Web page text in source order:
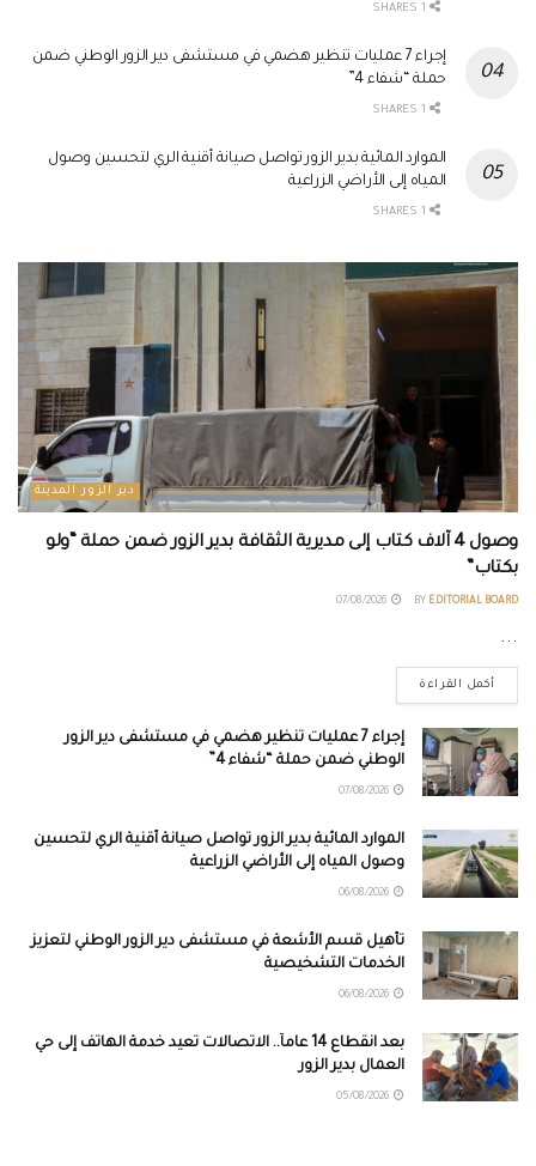
إجراء 7 عمليات تنظير هضمي في مستشفى دير الزور الوطني ضمن
حملة “شفاء 4”
الموارد المائية بدير الزور تواصل صيانة أقنية الري لتحسين وصول
المياه إلى الأراضي الزراعية
دير الزور المدينة
وصول 4 آلاف كتاب إلى مديرية الثقافة بدير الزور ضمن حملة “ولو
بكتاب”
BY EDITORIAL BOARD
...
أكمل القراءة
إجراء 7 عمليات تنظير هضمي في مستشفى دير الزور
الوطني ضمن حملة “شفاء 4”
الموارد المائية بدير الزور تواصل صيانة أقنية الري لتحسين
وصول المياه إلى الأراضي الزراعية
تأهيل قسم الأشعة في مستشفى دير الزور الوطني لتعزيز
الخدمات التشخيصية
بعد انقطاع 14 عاماً.. الاتصالات تعيد خدمة الهاتف إلى حي
العمال بدير الزور